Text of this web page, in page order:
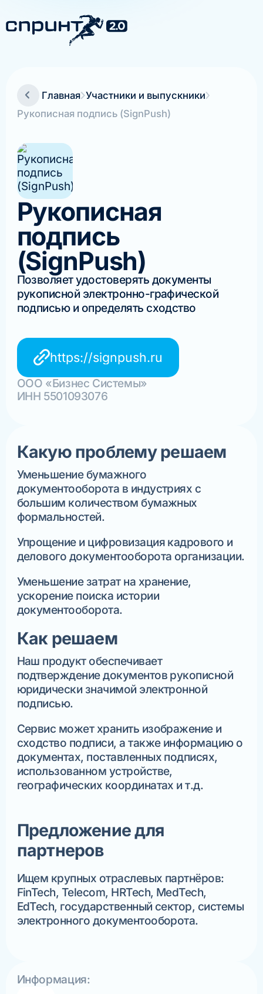
Информация:
Главная Участники и выпускники
Рукописная подпись (SignPush)
Рукописная
подпись
(SignPush)
Позволяет удостоверять документы
рукописной электронно-графической
подписью и определять сходство
https://signpush.ru
ООО «Бизнес Системы»
ИНН 5501093076
Какую проблему решаем
Уменьшение бумажного
документооборота в индустриях с
большим количеством бумажных
формальностей.
Упрощение и цифровизация кадрового и
делового документооборота организации.
Уменьшение затрат на хранение,
ускорение поиска истории
документооборота.
Как решаем
Наш продукт обеспечивает
подтверждение документов рукописной
юридически значимой электронной
подписью.
Сервис может хранить изображение и
сходство подписи, а также информацию о
документах, поставленных подписях,
использованном устройстве,
географических координатах и т.д.
Предложение для
партнеров
Ищем крупных отраслевых партнёров:
FinTech, Telecom, HRTech, MedTech,
EdTech, государственный сектор, системы
электронного документооборота.